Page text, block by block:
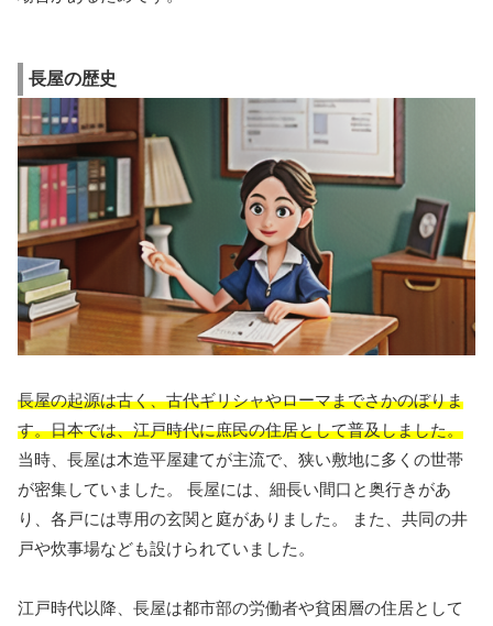
長屋の歴史
長屋の起源は古く、古代ギリシャやローマまでさかのぼりま
す。日本では、江戸時代に庶民の住居として普及しました。
当時、長屋は木造平屋建てが主流で、狭い敷地に多くの世帯
が密集していました。 長屋には、細長い間口と奥行きがあ
り、各戸には専用の玄関と庭がありました。 また、共同の井
戸や炊事場なども設けられていました。
江戸時代以降、長屋は都市部の労働者や貧困層の住居として